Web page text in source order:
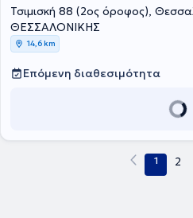
Τσιμισκή 88 (2ος όροφος),
ΘΕΣΣΑΛΟΝΙΚΗΣ
14,6 km
Επόμενη διαθεσιμότητα
1 2